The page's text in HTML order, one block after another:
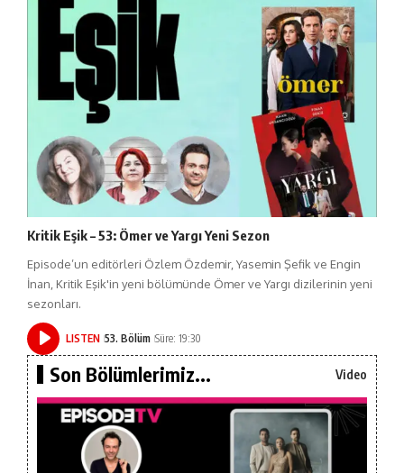
Kritik Eşik – 53: Ömer ve Yargı Yeni Sezon
Episode’un editörleri Özlem Özdemir, Yasemin Şefik ve Engin
İnan, Kritik Eşik'in yeni bölümünde Ömer ve Yargı dizilerinin yeni
sezonları.
LISTEN 53. Bölüm Süre: 19:30
Son Bölümlerimiz... Video